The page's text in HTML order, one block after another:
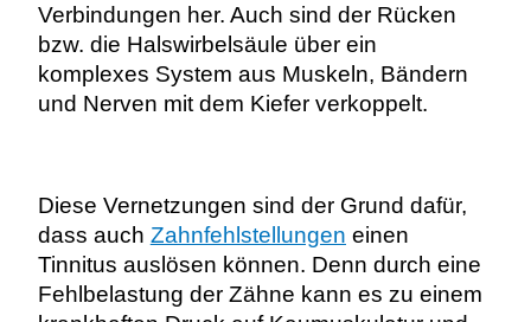
Verbindungen her. Auch sind der Rücken
bzw. die Halswirbelsäule über ein
komplexes System aus Muskeln, Bändern
und Nerven mit dem Kiefer verkoppelt.
Diese Vernetzungen sind der Grund dafür,
dass auch Zahnfehlstellungen einen
Tinnitus auslösen können. Denn durch eine
Fehlbelastung der Zähne kann es zu einem